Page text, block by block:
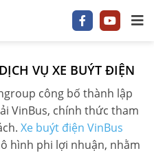
VỤ XE BUÝT ĐIỆN
công bố thành lập
VinBus, chính thức tham
Xe buýt điện VinBus
hình phi lợi nhuận, nhằm